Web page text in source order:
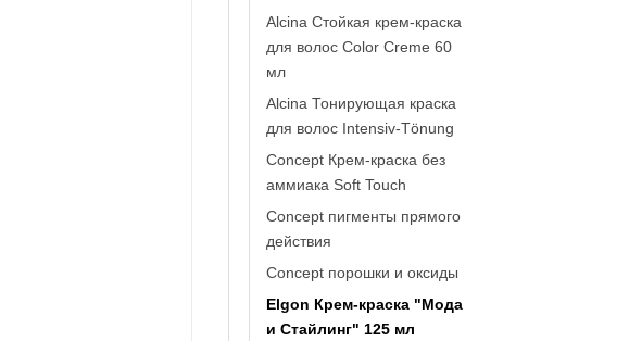
Alcina Стойкая крем-краска
для волос Color Creme 60
мл
Alcina Тонирующая краска
для волос Intensiv-Tönung
Concept Крем-краска без
аммиака Soft Touch
Concept пигменты прямого
действия
Concept порошки и оксиды
Elgon Крем-краска "Мода
и Стайлинг" 125 мл